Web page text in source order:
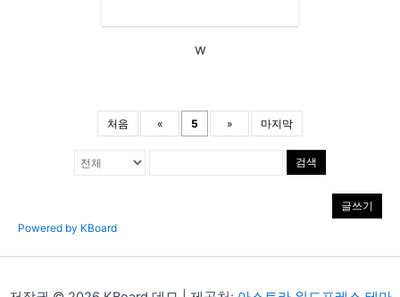
w
처음 « 5 » 마지막
검색
글쓰기
Powered by KBoard